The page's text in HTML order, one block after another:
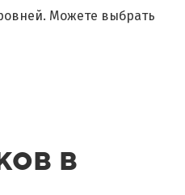
Можете выбрать
в